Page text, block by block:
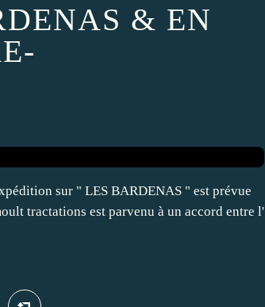
& EN
sur " LES BARDENAS " est prévue
tractations est parvenu à un accord entre l'